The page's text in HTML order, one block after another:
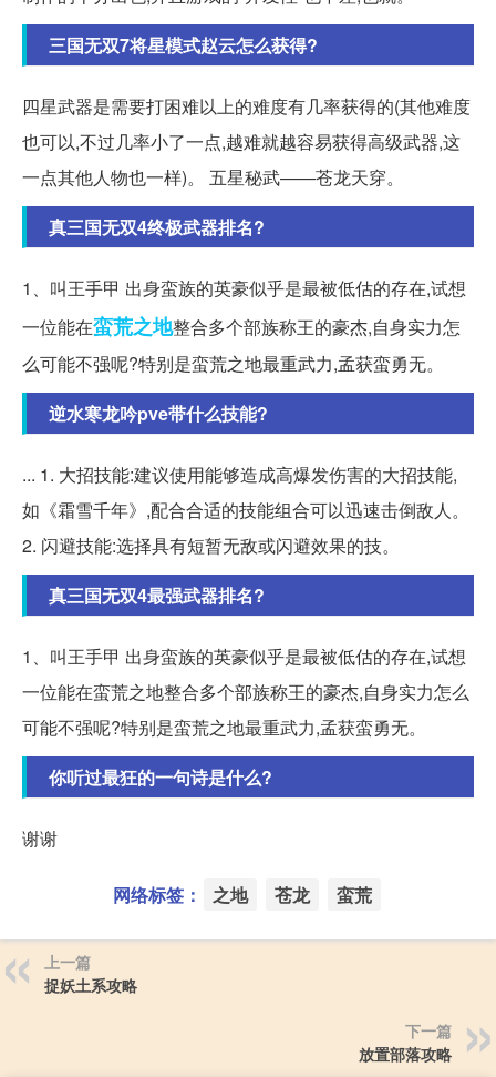
三国无双7将星模式赵云怎么获得?
四星武器是需要打困难以上的难度有几率获得的(其他难度
也可以,不过几率小了一点,越难就越容易获得高级武器,这
一点其他人物也一样)。 五星秘武——苍龙天穿。
真三国无双4终极武器排名?
1、叫王手甲 出身蛮族的英豪似乎是最被低估的存在,试想
一位能在蛮荒之地整合多个部族称王的豪杰,自身实力怎
么可能不强呢?特别是蛮荒之地最重武力,孟获蛮勇无。
逆水寒龙吟pve带什么技能?
... 1. 大招技能:建议使用能够造成高爆发伤害的大招技能,
如《霜雪千年》,配合合适的技能组合可以迅速击倒敌人。
2. 闪避技能:选择具有短暂无敌或闪避效果的技。
真三国无双4最强武器排名?
1、叫王手甲 出身蛮族的英豪似乎是最被低估的存在,试想
一位能在蛮荒之地整合多个部族称王的豪杰,自身实力怎么
可能不强呢?特别是蛮荒之地最重武力,孟获蛮勇无。
你听过最狂的一句诗是什么?
谢谢
网络标签： 之地 苍龙 蛮荒
上一篇
捉妖土系攻略
下一篇
放置部落攻略